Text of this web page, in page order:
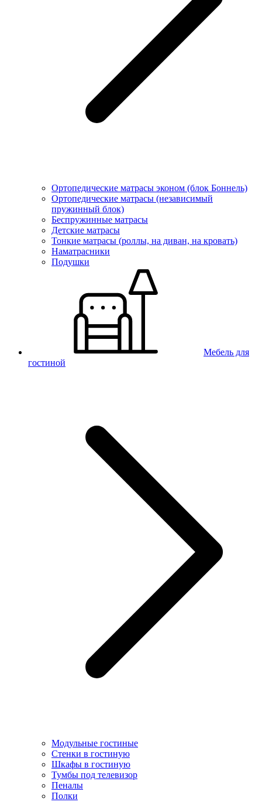
Ортопедические матрасы эконом (блок Боннель)
Ортопедические матрасы (независимый
пружинный блок)
Беcпружинные матрасы
Детские матрасы
Тонкие матрасы (роллы, на диван, на кровать)
Наматрасники
Подушки
Мебель для
гостиной
Модульные гостиные
Стенки в гостиную
Шкафы в гостиную
Тумбы под телевизор
Пеналы
Полки